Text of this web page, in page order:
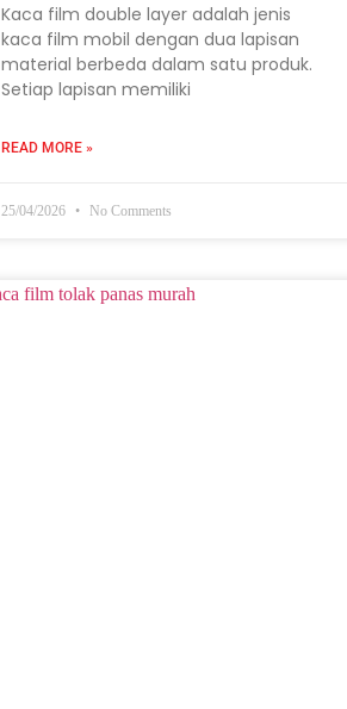
Kaca film double layer adalah jenis
kaca film mobil dengan dua lapisan
material berbeda dalam satu produk.
Setiap lapisan memiliki
READ MORE »
25/04/2026 No Comments